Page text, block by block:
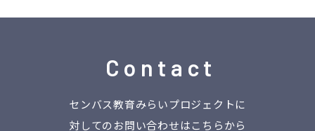
Contact
センバス教育みらいプロジェクトに
対してのお問い合わせはこちらから